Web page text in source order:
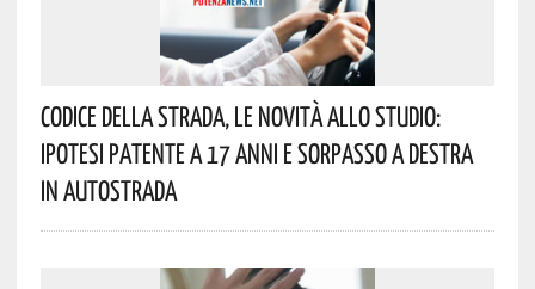
Codice Della Strada, Le Novità Allo Studio:
Ipotesi Patente A 17 Anni E Sorpasso A Destra
In Autostrada